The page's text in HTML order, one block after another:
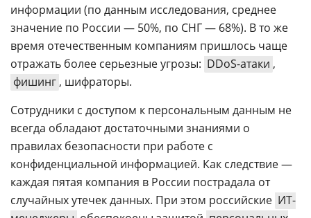
информации (по данным исследования, среднее
значение по России — 50%, по СНГ — 68%). В то же
время отечественным компаниям пришлось чаще
отражать более серьезные угрозы: DDoS-атаки ,
фишинг , шифраторы.
Сотрудники с доступом к персональным данным не
всегда обладают достаточными знаниями о
правилах безопасности при работе с
конфиденциальной информацией. Как следствие —
каждая пятая компания в России пострадала от
случайных утечек данных. При этом российские ИТ-